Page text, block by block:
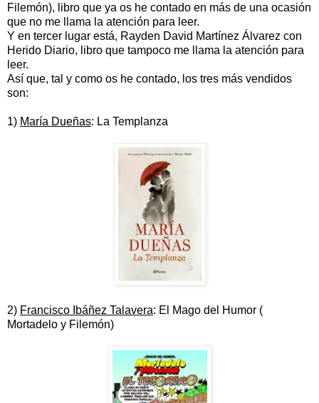
Filemón), libro que ya os he contado en más de una ocasión
que no me llama la atención para leer.
Y en tercer lugar está, Rayden David Martínez Álvarez con
Herido Diario, libro que tampoco me llama la atención para
leer.
Así que, tal y como os he contado, los tres más vendidos
son:
1) María Dueñas: La Templanza
2) Francisco Ibáñez Talavera: El Mago del Humor (
Mortadelo y Filemón)